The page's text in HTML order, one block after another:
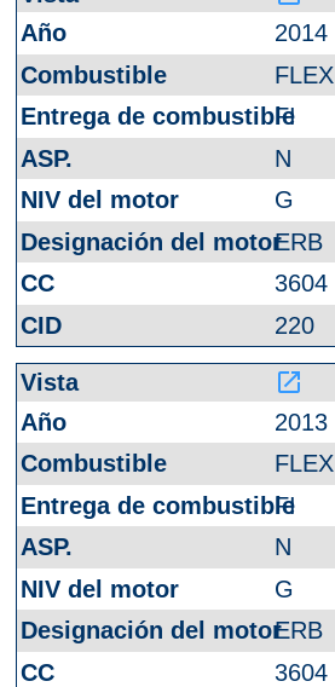
2014
FLEX
FI
N
G
ERB
3604
220
launch
2013
FLEX
FI
N
G
ERB
3604